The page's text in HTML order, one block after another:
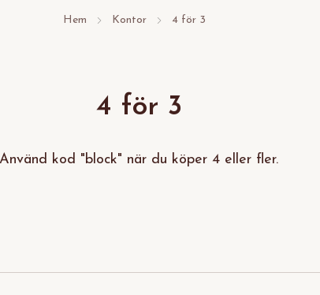
Hem Kontor 4 för 3
4 för 3
Använd kod "block" när du köper 4 eller fler.